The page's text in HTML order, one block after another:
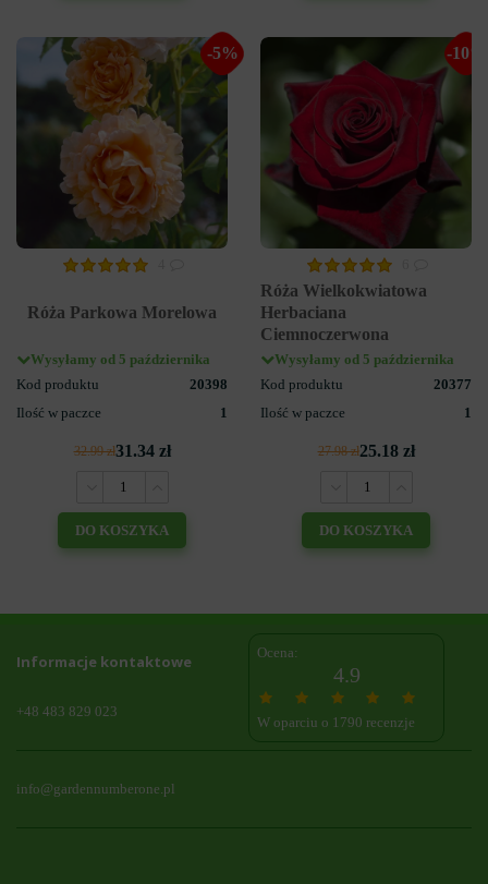
-5%
Róża Parkowa Morelowa
Wysyłamy od 5 października
Kod produktu
20398
Ilość w paczce
1
32.99 zł31.34 zł
DO KOSZYKA
-10%
Róża Wielkokwiatowa
Herbaciana
Ciemnoczerwona
Wysyłamy od 5 października
Kod produktu
20377
Ilość w paczce
1
27.98 zł25.18 zł
DO KOSZYKA
Informacje kontaktowe
+48 483 829 023
Ocena:
4.9
W oparciu o 1790 recenzje
info@gardennumberone.pl